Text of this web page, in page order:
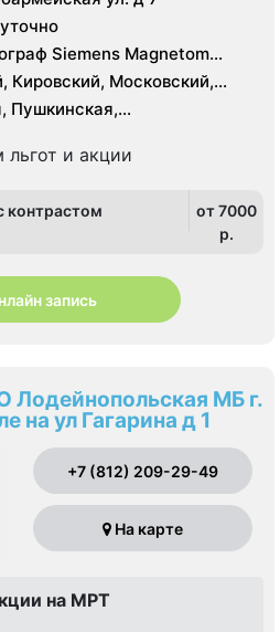
Siemens Magnetom
Somatom Emotion 16
Кировский, Московский,
Пушкинская,
льгот и акции
контрастом
от 7000
p.
запись
Лодейнопольская МБ г.
на ул Гагарина д 1
+7 (812) 209-29-49
На карте
на МРТ